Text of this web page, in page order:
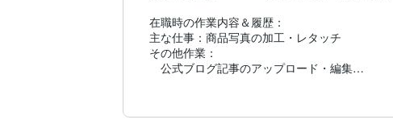
在職時の作業内容＆履歴：
主な仕事：商品写真の加工・レタッチ
その他作業：
公式ブログ記事のアップロード・編集
手書き原稿の文字入力（ワープロ検定１〜２